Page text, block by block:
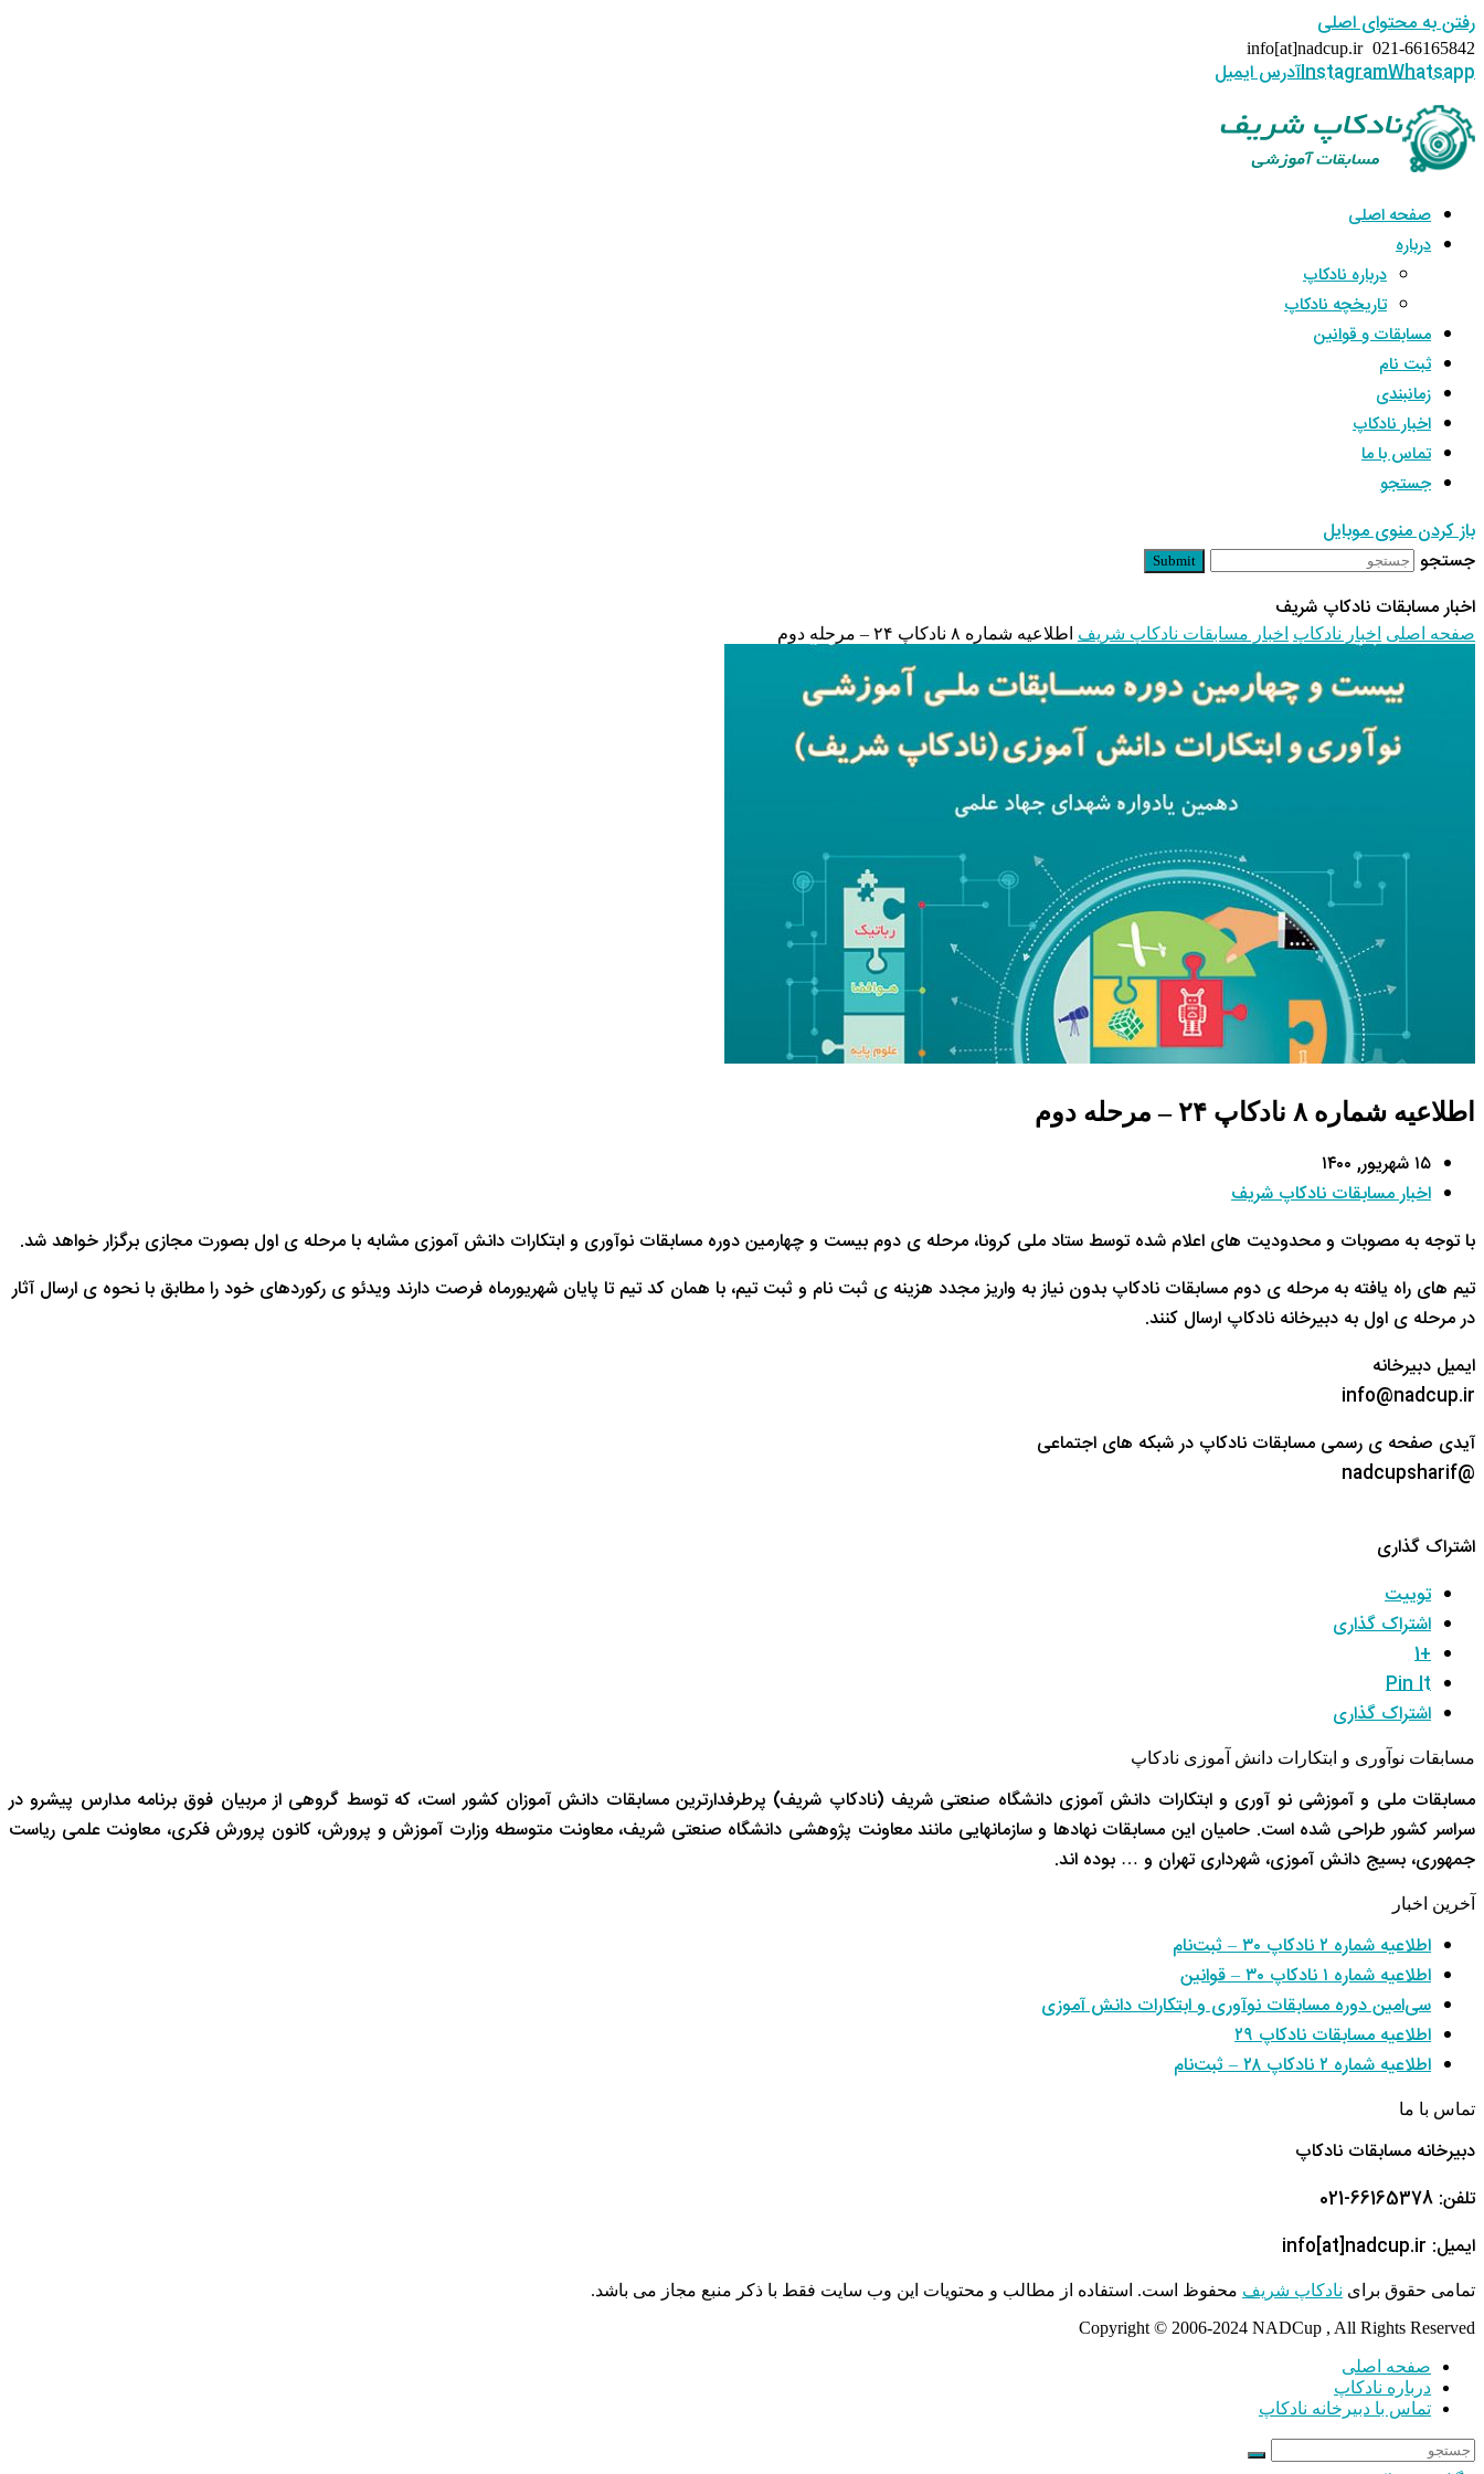
رفتن به محتوای اصلی
021-66165842
info[at]nadcup.ir
InstagramWhatsapp آدرس ایمیل
صفحه اصلی
درباره
درباره نادکاپ
تاریخچه نادکاپ
مسابقات و قوانین
ثبت نام
زمانبندی
اخبار نادکاپ
تماس با ما
جستجو
باز کردن منوی موبایل
جستجو
Submit
اخبار مسابقات نادکاپ شریف
صفحه اصلی اخبار نادکاپ اخبار مسابقات نادکاپ شریف اطلاعیه شماره ۸ نادکاپ ۲۴ – مرحله دوم
اطلاعیه شماره ۸ نادکاپ ۲۴ – مرحله دوم
۱۵ شهریور, ۱۴۰۰
اخبار مسابقات نادکاپ شریف
با توجه به مصوبات و محدودیت های اعلام شده توسط ستاد ملی کرونا، مرحله ی دوم بیست و چهارمین دوره مسابقات نوآوری و ابتکارات دانش آموزی مشابه با مرحله ی اول بصورت مجازی برگزار خواهد شد.
تیم های راه یافته به مرحله ی دوم مسابقات نادکاپ بدون نیاز به واریز مجدد هزینه ی ثبت نام و ثبت تیم، با همان کد تیم تا پایان شهریورماه فرصت دارند ویدئو ی رکوردهای خود را مطابق با نحوه ی ارسال آثار
در مرحله ی اول به دبیرخانه نادکاپ ارسال کنند.
ایمیل دبیرخانه
info@nadcup.ir
آیدی صفحه ی رسمی مسابقات نادکاپ در شبکه های اجتماعی
@nadcupsharif
اشتراک گذاری
توییت
اشتراک گذاری
+1
Pin It
اشتراک گذاری
مسابقات نوآوری و ابتکارات دانش آموزی نادکاپ
مسابقات ملی و آموزشی نو آوری و ابتکارات دانش آموزی دانشگاه صنعتی شریف (نادکاپ شریف) پرطرفدارترین مسابقات دانش آموزان کشور است، که توسط گروهی از مربیان فوق برنامه مدارس پیشرو در
سراسر کشور طراحی شده است. حامیان این مسابقات نهادها و سازمانهایی مانند معاونت پژوهشی دانشگاه صنعتی شریف، معاونت متوسطه وزارت آموزش و پرورش، کانون پرورش فکری، معاونت علمی ریاست
جمهوری، بسیج دانش آموزی، شهرداری تهران و … بوده اند.
آخرین اخبار
اطلاعیه شماره ۲ نادکاپ ۳۰ – ثبت‌نام
اطلاعیه شماره ۱ نادکاپ ۳۰ – قوانین
سی‌امین دوره مسابقات نوآوری و ابتکارات دانش آموزی
اطلاعیه مسابقات نادکاپ ۲۹
اطلاعیه شماره ۲ نادکاپ ۲۸ – ثبت‌نام
تماس با ما
دبیرخانه مسابقات نادکاپ
تلفن: 66165378-021
ایمیل: info[at]nadcup.ir
تمامی حقوق برای نادکاپ شریف محفوظ است. استفاده از مطالب و محتویات این وب سایت فقط با ذکر منبع مجاز می باشد.
Copyright © 2006-2024 NADCup , All Rights Reserved
صفحه اصلی
درباره نادکاپ
تماس با دبیرخانه نادکاپ